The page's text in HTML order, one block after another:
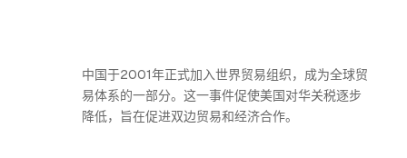
中国于2001年正式加入世界贸易组织，成为全球贸
易体系的一部分。这一事件促使美国对华关税逐步
降低，旨在促进双边贸易和经济合作。